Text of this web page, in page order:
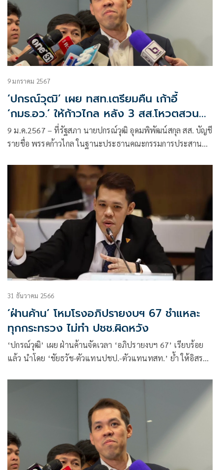
9 มกราคม 2567
‘ปกรณ์วุฒิ’ เผย ทสท.เตรียมคืน เก้าอี้
‘กมธ.อว.’ ให้ก้าวไกล หลัง 3 สส.โหวตสวน
มติฝ่ายค้าน
9 ม.ค.2567 – ที่รัฐสภา นายปกรณ์วุฒิ อุดมพิพัฒน์สกุล สส. บัญชี
รายชื่อ พรรคก้าวไกล ในฐานะประธานคณะกรรมการประสาน
31 ธันวาคม 2566
‘ฝ่านค้าน’ โหมโรงอภิปรายงบฯ 67 ชำแหละ
ทุกกระทรวง ไม่ทำ ปชช.ผิดหวัง
‘ปกรณ์วุฒิ’ เผย ฝ่านค้านจัดเวลา ‘อภิปรายงบฯ 67’ เรียบร้อย
แล้ว นำโดย ‘ชัยธวัช-ตัวแทนปชป.-ตัวแทนทสท.’ ย้ำ ให้อิสระ